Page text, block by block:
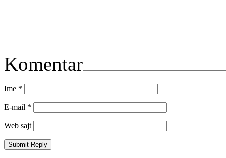
Komentar
Ime *
E-mail *
Web sajt